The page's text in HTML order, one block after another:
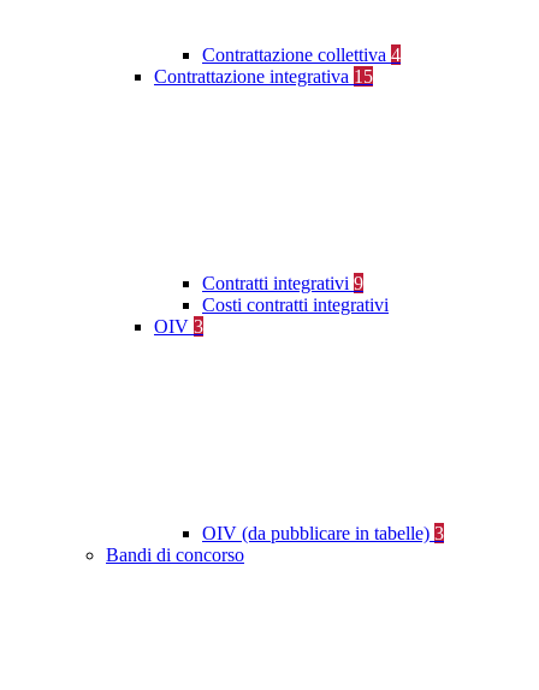
Contrattazione collettiva 4
Contrattazione integrativa 15
Contratti integrativi 9
Costi contratti integrativi
OIV 3
OIV (da pubblicare in tabelle) 3
Bandi di concorso